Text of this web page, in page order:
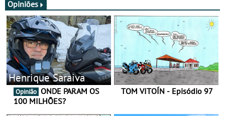
Opiniões
Henrique Saraiva
Opinião
100 MILHÕES?
TOM VITOÍN - Episódio 97